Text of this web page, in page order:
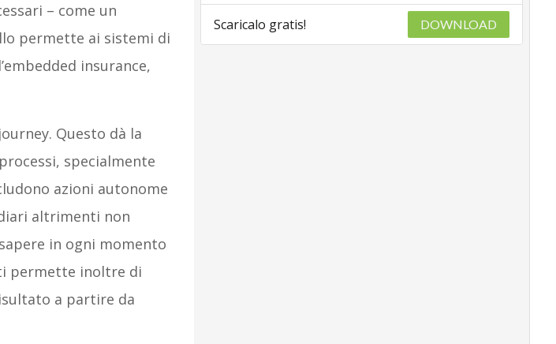
– come un
permette ai sistemi di
insurance,
Questo dà la
specialmente
azioni autonome
altrimenti non
in ogni momento
permette inoltre di
a partire da
Scaricalo gratis! DOWNLOAD